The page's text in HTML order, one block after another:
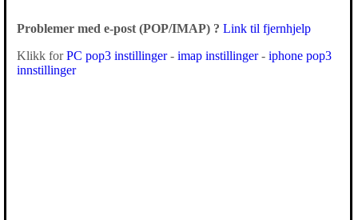
Problemer med e-post (POP/IMAP) ?Link til fjernhjelp
Klikk forPC pop3 instillinger-imap instillinger-iphone pop3
innstillinger